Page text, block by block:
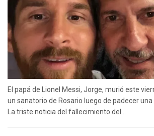
El papá de Lionel Messi, Jorge, murió este
un sanatorio de Rosario luego de padecer
La triste noticia del fallecimiento del...